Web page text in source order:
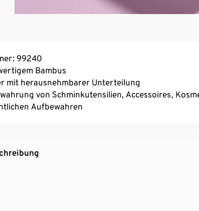
99240
Bambus
mit herausnehmbarer Unterteilung
von Schminkutensilien, Accessoires,
Aufbewahren